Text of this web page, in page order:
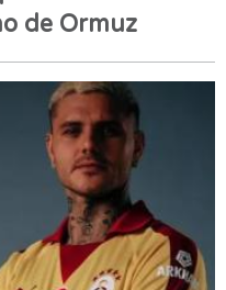
de Ormuz